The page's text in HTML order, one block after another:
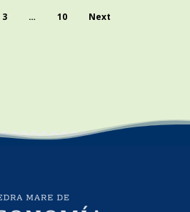
3 … 10 Next